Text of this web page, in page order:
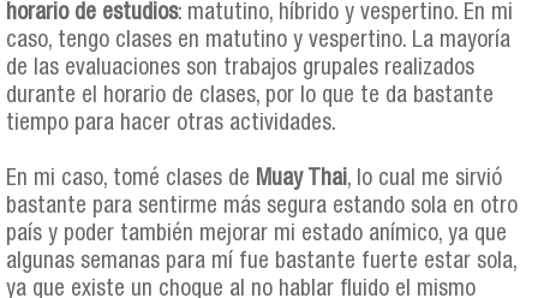
horario de estudios: matutino, híbrido y vespertino. En mi
caso, tengo clases en matutino y vespertino. La mayoría
de las evaluaciones son trabajos grupales realizados
durante el horario de clases, por lo que te da bastante
tiempo para hacer otras actividades.
En mi caso, tomé clases de Muay Thai, lo cual me sirvió
bastante para sentirme más segura estando sola en otro
país y poder también mejorar mi estado anímico, ya que
algunas semanas para mí fue bastante fuerte estar sola,
ya que existe un choque al no hablar fluido el mismo